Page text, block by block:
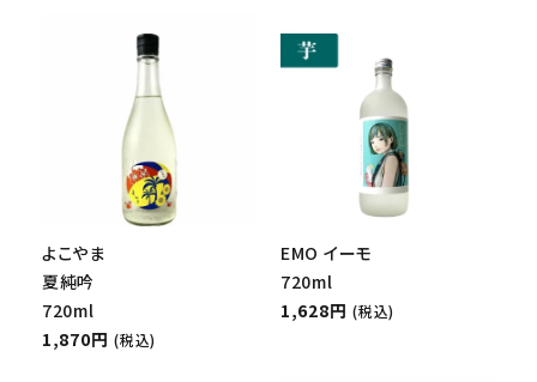
よこやま
夏純吟
720ml
1,870円 (税込)
EMO イーモ
720ml
1,628円 (税込)